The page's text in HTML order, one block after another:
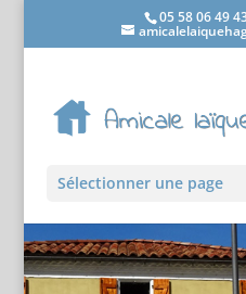
05 58 06 49
Sélectionner une page